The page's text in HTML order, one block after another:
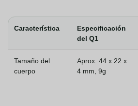
Característica
Especificación
del Q1
Tamaño del
cuerpo
Aprox. 44 x 22 x
4 mm, 9g